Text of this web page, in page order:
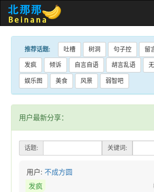
推荐话题: 吐槽 树洞 句子控 留
发疯 倾诉 自言自语 胡言乱语
娱乐图 美食 风景 弱智吧
用户最新分享：
话题: 关键词:
用户: 不成方圆
发疯